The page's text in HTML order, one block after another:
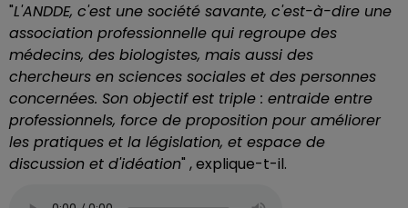
"L'ANDDE, c'est une société savante, c'est-à-dire une
association professionnelle qui regroupe des
médecins, des biologistes, mais aussi des
chercheurs en sciences sociales et des personnes
concernées. Son objectif est triple : entraide entre
professionnels, force de proposition pour améliorer
les pratiques et la législation, et espace de
discussion et d'idéation" , explique-t-il.